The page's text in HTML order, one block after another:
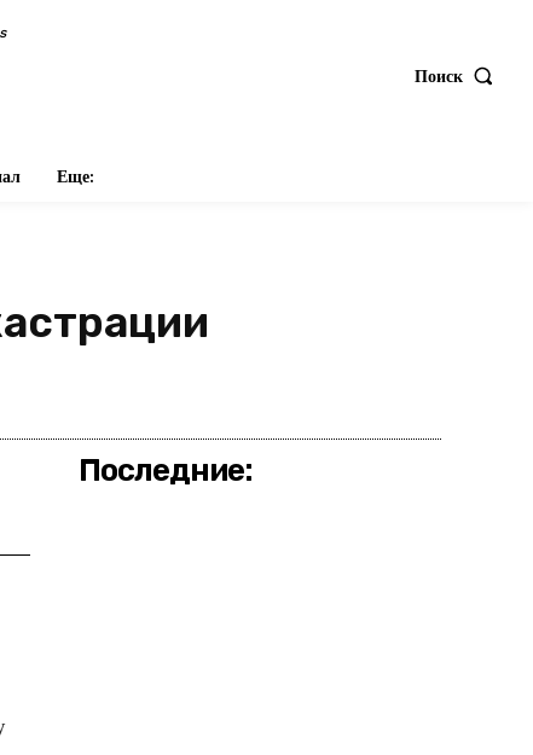
Поиск
Еще:
Последние: